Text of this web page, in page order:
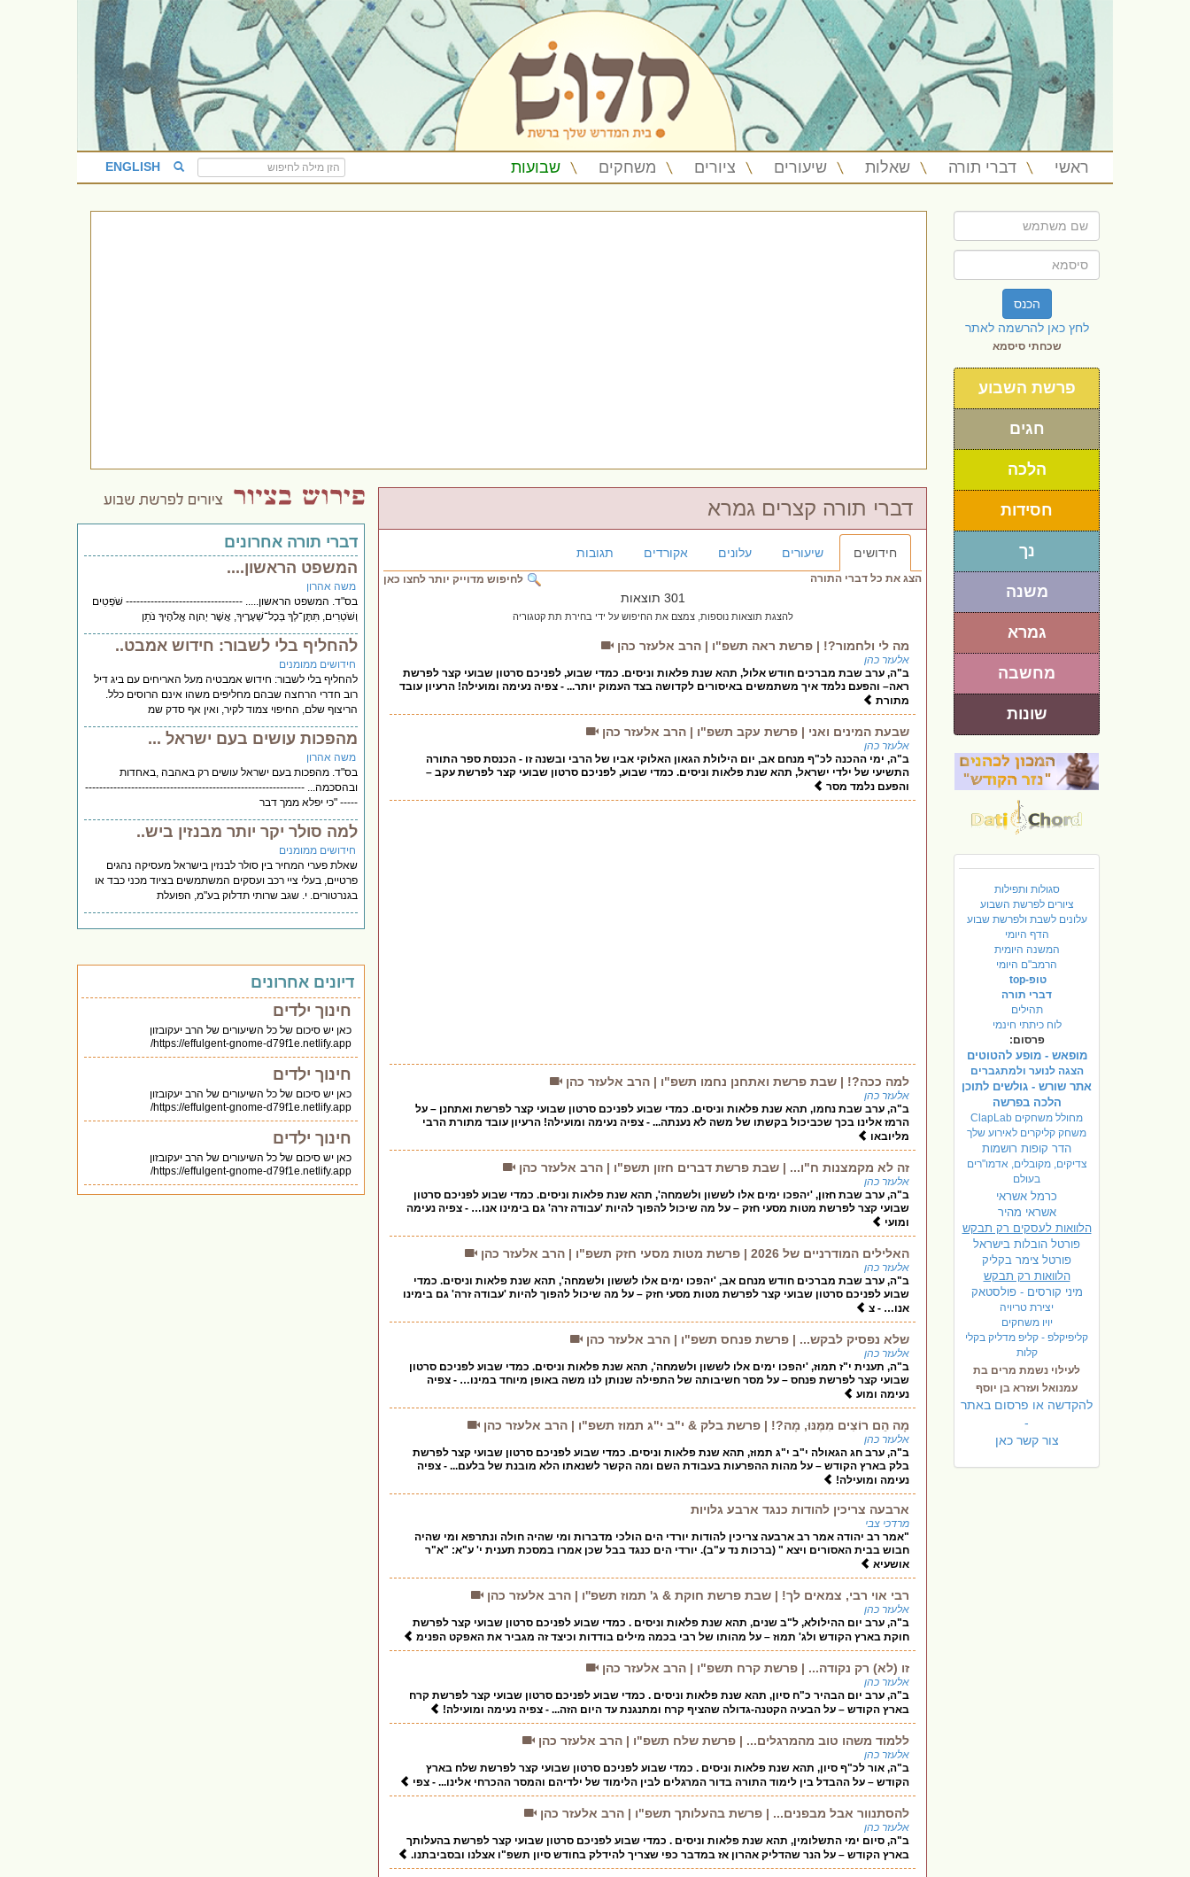
ראשי דברי תורה שאלות שיעורים ציורים משחקים שבועות ENGLISH
הכנס
לחץ כאן להרשמה לאתר
שכחתי סיסמא
פרשת השבוע
חגים
הלכה
חסידות
נך
משנה
גמרא
מחשבה
שונות
סגולות ותפילות
ציורים לפרשת השבוע
עלונים לשבת ולפרשת שבוע
הדף היומי
המשנה היומית
הרמב"ם היומי
טופ-top
דברי תורה
תהילים
לוח כיתתי חינמי
פרסום:
מופאש - מופע להטוטים
הצגה לנוער ולמתגברים
אתר שורש - גולשים לתוכן
הלכה בפרשה
מחולל משחקים ClapLab
משחק קליקרים לאירוע שלך
הדר קופות רושמות
צדיקים, מקובלים, אדמו"רים
בעולם
כרמל אשראי
אשראי מהיר
הלוואות לעסקים רק תבקש
פורטל הובלות בישראל
פורטל צימר בקליק
הלוואות רק תבקש
מיני קורסים - פולסטאק
יצירת טריויה
יויו משחקים
קליפיקלפ - קליפ מדליק בקלי
קלות
לעילוי נשמת מרים בת
עמנואל ועזרא בן יוסף
להקדשה או פרסום באתר
-
צור קשר כאן
דברי תורה קצרים גמרא
חידושים שיעורים עלונים אקורדים תגובות
לחיפוש מדוייק יותר לחצו כאן הצג את כל דברי התורה
301 תוצאות
להצגת תוצאות נוספות, צמצם את החיפוש על ידי בחירת תת קטגוריה
מה לי ולחמור?! | פרשת ראה תשפ"ו | הרב אלעזר כהן
אלעזר כהן
ב"ה, ערב שבת מברכים חודש אלול, תהא שנת פלאות וניסים. כמדי שבוע, לפניכם סרטון שבועי קצר לפרשת
ראה– והפעם נלמד איך משתמשים באיסורים לקדושה בצד העמוק יותר... - צפיה נעימה ומועילה! הרעיון עובד
מתורת
שבעת המינים ואני | פרשת עקב תשפ"ו | הרב אלעזר כהן
אלעזר כהן
ב"ה, ימי ההכנה לכ"ף מנחם אב, יום הילולת הגאון האלוקי אביו של הרבי ובשנה זו - הכנסת ספר התורה
התשיעי של ילדי ישראל, תהא שנת פלאות וניסים. כמדי שבוע, לפניכם סרטון שבועי קצר לפרשת עקב –
והפעם נלמד מסר
למה ככה?! | שבת פרשת ואתחנן נחמו תשפ"ו | הרב אלעזר כהן
אלעזר כהן
ב"ה, ערב שבת נחמו, תהא שנת פלאות וניסים. כמדי שבוע לפניכם סרטון שבועי קצר לפרשת ואתחנן – על
הרמז אלינו בכך שכביכול בקשתו של משה לא נענתה... - צפיה נעימה ומועילה! הרעיון עובד מתורת הרבי
מליובאו
זה לא מקמצנות ח"ו... | שבת פרשת דברים חזון תשפ"ו | הרב אלעזר כהן
אלעזר כהן
ב"ה, ערב שבת חזון, 'יהפכו ימים אלו לששון ולשמחה', תהא שנת פלאות וניסים. כמדי שבוע לפניכם סרטון
שבועי קצר לפרשת מטות מסעי חזק – על מה שיכול להפוך להיות 'עבודה זרה' גם בימינו אנו… - צפיה נעימה
ומועי
האלילים המודרניים של 2026 | פרשת מטות מסעי חזק תשפ"ו | הרב אלעזר כהן
אלעזר כהן
ב"ה, ערב שבת מברכים חודש מנחם אב, 'יהפכו ימים אלו לששון ולשמחה', תהא שנת פלאות וניסים. כמדי
שבוע לפניכם סרטון שבועי קצר לפרשת מטות מסעי חזק – על מה שיכול להפוך להיות 'עבודה זרה' גם בימינו
אנו… - צ
שלא נפסיק לבקש... | פרשת פנחס תשפ"ו | הרב אלעזר כהן
אלעזר כהן
ב"ה, תענית י"ז תמוז, 'יהפכו ימים אלו לששון ולשמחה', תהא שנת פלאות וניסים. כמדי שבוע לפניכם סרטון
שבועי קצר לפרשת פנחס – על מסר חשיבותה של התפילה שנותן לנו משה באופן מיוחד במינו… - צפיה
נעימה ומוע
מָה הֵם רוֹצִים מִמֶּנּוּ, מָה?! | פרשת בלק & י"ב י"ג תמוז תשפ"ו | הרב אלעזר כהן
אלעזר כהן
ב"ה, ערב חג הגאולה י"ב י"ג תמוז, תהא שנת פלאות וניסים. כמדי שבוע לפניכם סרטון שבועי קצר לפרשת
בלק בארץ הקודש – על מהות ההפרעות בעבודת השם ומה הקשר לשנאתו הלא מובנת של בלעם... - צפיה
נעימה ומועילה!
ארבעה צריכין להודות כנגד ארבע גלויות
מרדכי צבי
"אמר רב יהודה אמר רב ארבעה צריכין להודות יורדי הים הולכי מדברות ומי שהיה חולה ונתרפא ומי שהיה
חבוש בבית האסורים ויצא " (ברכות נד ע"ב). יורדי הים כנגד בבל שכן אמרו במסכת תענית י' ע"א: "א"ר
אושעיא
רבי אוי רבי, צמאים לך! | שבת פרשת חוקת & ג' תמוז תשפ''ו | הרב אלעזר כהן
אלעזר כהן
ב"ה, ערב יום ההילולא, ל"ב שנים, תהא שנת פלאות וניסים . כמדי שבוע לפניכם סרטון שבועי קצר לפרשת
חוקת בארץ הקודש ולג' תמוז – על מהותו של רבי בכמה מילים בודדות וכיצד זה מגביר את האפקט הפנימ
זו (לא) רק נקודה... | פרשת קרח תשפ"ו | הרב אלעזר כהן
אלעזר כהן
ב"ה, ערב יום הבהיר כ"ח סיון, תהא שנת פלאות וניסים . כמדי שבוע לפניכם סרטון שבועי קצר לפרשת קרח
בארץ הקודש – על הבעיה הקטנה-גדולה שהציף קרח ומתנגנת עד היום הזה... - צפיה נעימה ומועילה!
ללמוד משהו טוב מהמרגלים... | פרשת שלח תשפ"ו | הרב אלעזר כהן
אלעזר כהן
ב"ה, אור לכ"ף סיון, תהא שנת פלאות וניסים . כמדי שבוע לפניכם סרטון שבועי קצר לפרשת שלח בארץ
הקודש – על ההבדל בין לימוד התורה בדור המרגלים לבין הלימוד של ילדיהם והמסר ההכרחי אלינו... - צפי
להסתנוור אבל מבפנים... | פרשת בהעלותך תשפ"ו | הרב אלעזר כהן
אלעזר כהן
ב"ה, סיום ימי התשלומין, תהא שנת פלאות וניסים . כמדי שבוע לפניכם סרטון שבועי קצר לפרשת בהעלותך
בארץ הקודש – על הנר שהדליק אהרון אז במדבר כפי שצריך להידלק בחודש סיון תשפ"ו אצלנו ובסביבתנו.
דברי תורה אחרונים
המשפט הראשון....
משה אהרון
בס"ד. המשפט הראשון..... --------------------------------- שֹׁפְטִים
וְשֹׁטְרִים, תִּתֶּן־לְךָ בְּכָל־שְׁעָרֶיךָ, אֲשֶׁר יְהוָה אֱלֹהֶיךָ נֹתֵן
להחליף בלי לשבור: חידוש אמבט..
חידושים ממומנים
להחליף בלי לשבור: חידוש אמבטיה מעל האריחים עם ביג דיל
רוב חדרי הרחצה שבהם מחליפים משהו אינם הרוסים כלל.
הריצוף שלם, החיפוי צמוד לקיר, ואין אף סדק שמ
מהפכות עושים בעם ישראל ...
משה אהרון
בס"ד. מהפכות בעם ישראל עושים רק באהבה ,באחדות
ובהסכמה... --------------------------------------------------------------
----- "כי יפלא ממך דבר
למה סולר יקר יותר מבנזין ביש..
חידושים ממומנים
שאלת פערי המחיר בין סולר לבנזין בישראל מעסיקה נהגים
פרטיים, בעלי ציי רכב ועסקים המשתמשים בציוד מכני כבד או
בגנרטורים. י. שגב שרותי תדלוק בע"מ, הפועלת
דיונים אחרונים
חינוך ילדים
כאן יש סיכום של כל השיעורים של הרב יעקובזון
https://effulgent-gnome-d79f1e.netlify.app/
חינוך ילדים
כאן יש סיכום של כל השיעורים של הרב יעקובזון
https://effulgent-gnome-d79f1e.netlify.app/
חינוך ילדים
כאן יש סיכום של כל השיעורים של הרב יעקובזון
https://effulgent-gnome-d79f1e.netlify.app/